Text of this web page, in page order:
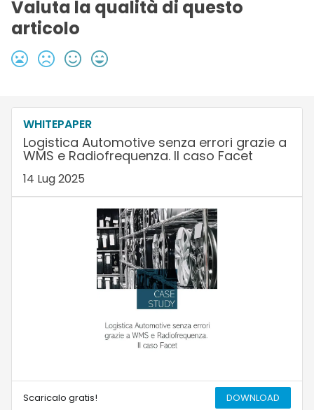
Valuta la qualità di questo
articolo
WHITEPAPER
Logistica Automotive senza errori grazie a
WMS e Radiofrequenza. Il caso Facet
14 Lug 2025
Scaricalo gratis! DOWNLOAD